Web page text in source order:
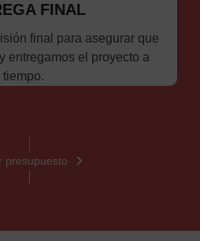
FINAL
final para asegurar que
entregamos el proyecto a
tiempo.
presupuesto